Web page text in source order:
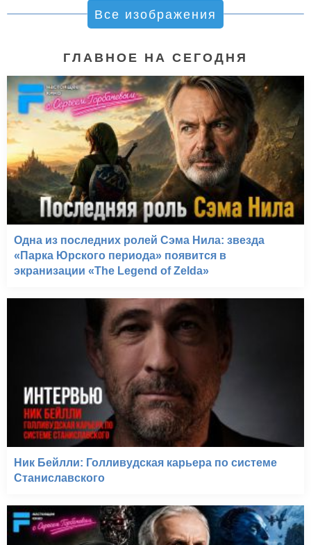
Все изображения
ГЛАВНОЕ НА СЕГОДНЯ
Одна из последних ролей Сэма Нила: звезда
«Парка Юрского периода» появится в
экранизации «The Legend of Zelda»
Ник Бейлли: Голливудская карьера по системе
Станиславского